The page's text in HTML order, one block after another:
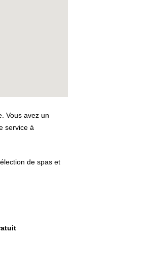
Vous avez un
service à
de spas et